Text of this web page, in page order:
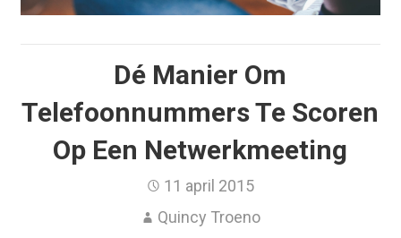
Dé Manier Om
Telefoonnummers Te Scoren
Op Een Netwerkmeeting
11 april 2015
Quincy Troeno